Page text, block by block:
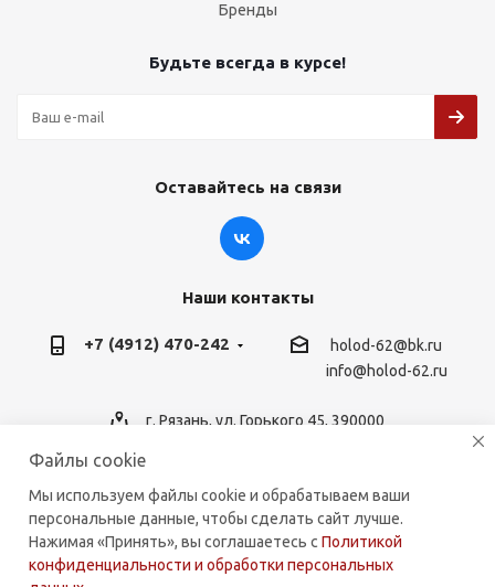
Бренды
Будьте всегда в курсе!
Оставайтесь на связи
Наши контакты
+7 (4912) 470-242
holod-62@bk.ru
info@holod-62.ru
г. Рязань, ул. Горького 45, 390000
2026 © holod-62.ru. Комплектующие для бытовой и
коммерческой техники.
Файлы cookie
Мы используем файлы cookie и обрабатываем ваши
персональные данные, чтобы сделать сайт лучше.
Нажимая «Принять», вы соглашаетесь с Политикой
конфиденциальности и обработки персональных